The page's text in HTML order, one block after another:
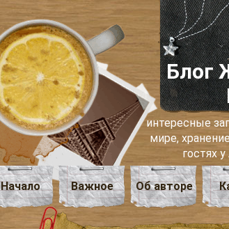
Блог
интересные
мире,
гостях
Начало Важное Об авторе